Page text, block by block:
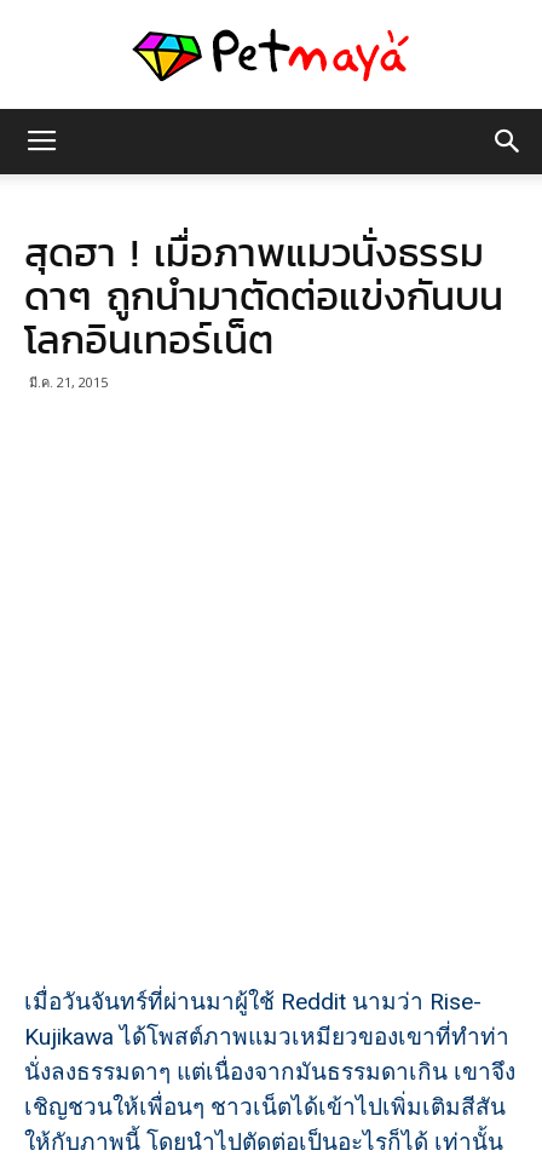
มายา
สุดฮา ! เมื่อภาพแมวนั่งธรรม
ดาๆ ถูกนำมาตัดต่อแข่งกันบน
โลกอินเทอร์เน็ต
มี.ค. 21, 2015
เมื่อวันจันทร์ที่ผ่านมาผู้ใช้ Reddit นามว่า Rise-
Kujikawa ได้โพสต์ภาพแมวเหมียวของเขาที่ทำท่า
นั่งลงธรรมดาๆ แต่เนื่องจากมันธรรมดาเกิน เขาจึง
เชิญชวนให้เพื่อนๆ ชาวเน็ตได้เข้าไปเพิ่มเติมสีสัน
ให้กับภาพนี้ โดยนำไปตัดต่อเป็นอะไรก็ได้ เท่านั้น